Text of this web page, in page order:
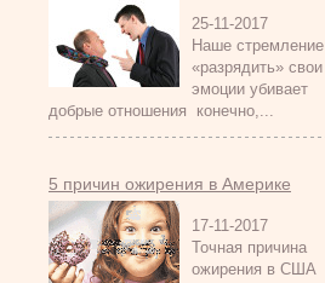
25-11-2017
Наше стремление
«разрядить» свои
эмоции убивает
добрые отношения конечно,...
5 причин ожирения в Америке
17-11-2017
Точная причина
ожирения в США